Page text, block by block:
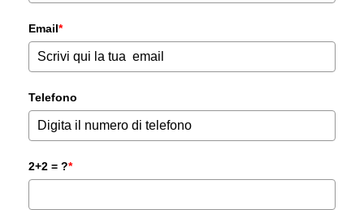
Email*
Telefono
2+2 = ?*